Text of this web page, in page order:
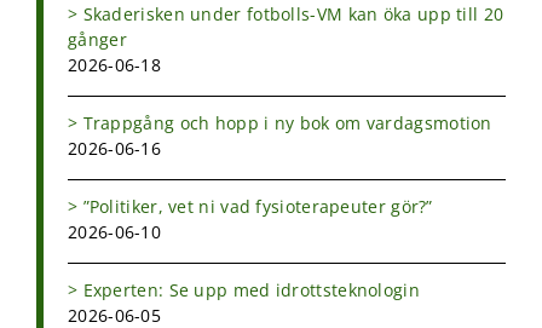
Skaderisken under fotbolls-VM kan öka upp till 20
gånger
2026-06-18
Trappgång och hopp i ny bok om vardagsmotion
2026-06-16
”Politiker, vet ni vad fysioterapeuter gör?”
2026-06-10
Experten: Se upp med idrottsteknologin
2026-06-05